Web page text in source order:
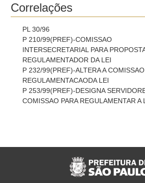
Correlações
PL 30/96
P 210/99(PREF)-COMISSAO
INTERSECRETARIAL PARA
REGULAMENTADOR DA LEI
P 232/99(PREF)-ALTERA A
REGULAMENTACAODA LEI
P 253/99(PREF)-DESIGNA
COMISSAO PARA REGULAMENTAR A